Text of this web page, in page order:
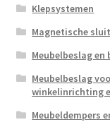
Klepsystemen
Magnetische
Meubelbeslag
Meubelbeslag
winkelinrichting
Meubeldempers